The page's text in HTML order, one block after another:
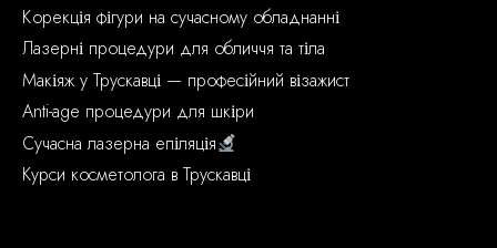
Корекція фігури на сучасному обладнанні
Лазерні процедури для обличчя та тіла
Макіяж у Трускавці — професійний візажист
Anti-age процедури для шкіри
Сучасна лазерна епіляція
Курси косметолога в Трускавці